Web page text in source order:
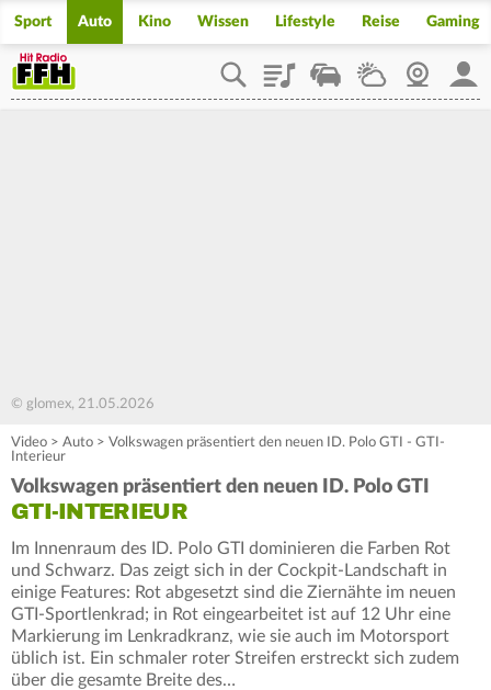
Sport Auto Kino Wissen Lifestyle Reise Gaming
PlaylistStaupilotWetterWebcam
© glomex, 21.05.2026
Video > Auto > Volkswagen präsentiert den neuen ID. Polo GTI - GTI-
Interieur
Volkswagen präsentiert den neuen ID. Polo GTI
GTI-INTERIEUR
Im Innenraum des ID. Polo GTI dominieren die Farben Rot
und Schwarz. Das zeigt sich in der Cockpit-Landschaft in
einige Features: Rot abgesetzt sind die Ziernähte im neuen
GTI-Sportlenkrad; in Rot eingearbeitet ist auf 12 Uhr eine
Markierung im Lenkradkranz, wie sie auch im Motorsport
üblich ist. Ein schmaler roter Streifen erstreckt sich zudem
über die gesamte Breite des…